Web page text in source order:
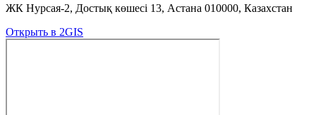
ЖК Нурсая-2, Достық көшесі 13, Астана 010000, Казахстан
Открыть в 2GIS